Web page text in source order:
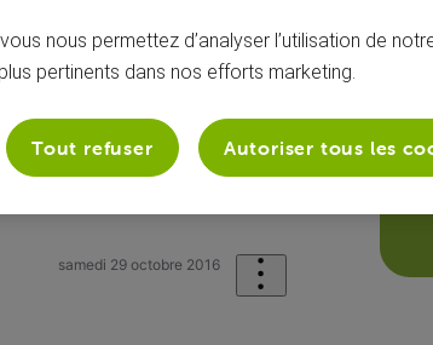
Mon contrat VOO Puis-je
samedi 29 octobre 2016
nous permettez d’analyser l’utilisation de
pertinents dans nos efforts marketing.
Tout refuser Autoriser tous les